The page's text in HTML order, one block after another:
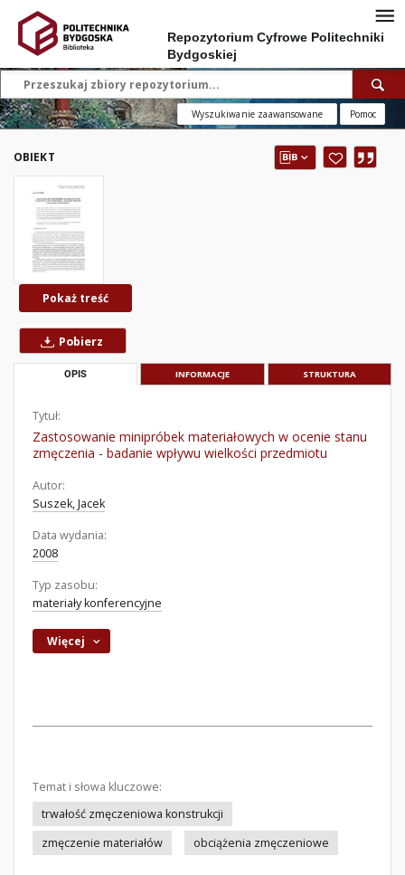
Repozytorium Cyfrowe Politechniki
Bydgoskiej
Wyszukiwanie zaawansowane Pomoc
OBIEKT
Pokaż treść
Pobierz
OPIS INFORMACJE STRUKTURA
Tytuł:
Zastosowanie minipróbek materiałowych w ocenie stanu
zmęczenia - badanie wpływu wielkości przedmiotu
Autor:
Suszek, Jacek
Data wydania:
2008
Typ zasobu:
materiały konferencyjne
Więcej
Temat i słowa kluczowe:
trwałość zmęczeniowa konstrukcji
zmęczenie materiałów
obciążenia zmęczeniowe